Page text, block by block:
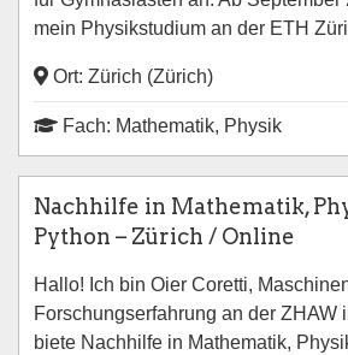
mein Physikstudium an der ETH
Ort: Zürich (Zürich)
Fach: Mathematik, Physik
Nachhilfe in Mathematik,
Python – Zürich / Online
Hallo! Ich bin Oier Coretti,
Forschungserfahrung an der ZHAW
biete Nachhilfe in Mathematik,